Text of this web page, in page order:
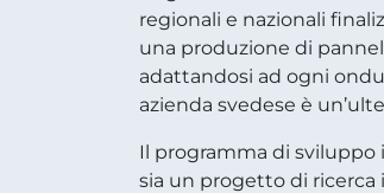
regionali e nazionali
una produzione di
adattandosi ad ogni
azienda svedese è
Il programma di
sia un progetto di